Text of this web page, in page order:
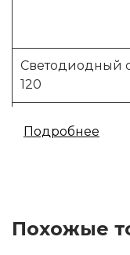
Светодиодный
120
напряжение, В
мощность, Вт,
Подробнее
Похожые